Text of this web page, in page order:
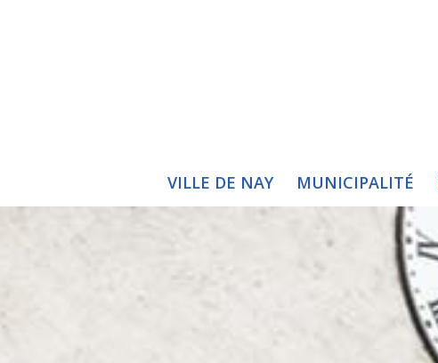
VILLE DE NAY MUNICIPALITÉ